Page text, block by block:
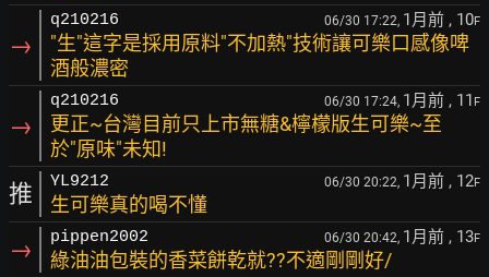
→
q210216 06/30 17:22, 1月前 , 10F
"生"這字是採用原料"不加熱"技術讓可樂口感像啤
酒般濃密
→
q210216 06/30 17:24, 1月前 , 11 F
更正~台灣目前只上市無糖&檸檬版生可樂~至
於"原味"未知!
推 YL9212 06/30 20:22, 1月前 , 12F
生可樂真的喝不懂
→ pippen2002 06/30 20:42, 1月前 , 13F
綠油油包裝的香菜餅乾就??不適剛剛好/